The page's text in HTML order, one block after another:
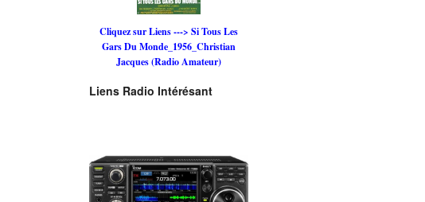
Cliquez sur Liens ---> Si Tous Les
Gars Du Monde_1956_Christian
Jacques (Radio Amateur)
Liens Radio Intérésant